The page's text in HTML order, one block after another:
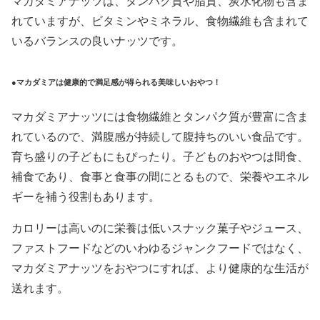
れていますが、ビタミンやミネラル、食物繊維も含まれて
いるバランスの良いナッツです。
●マカダミアは健康的で満足感が得られる美味しいおやつ！
マカダミアナッツには食物繊維とタンパク質が豊富に含ま
れているので、満腹感が持続して腹持ちのいい食品です。
育ち盛りの子どもにもぴったり。子どものおやつは間食、
補食であり、食事と食事の間にとるもので、栄養やエネル
ギーを補う役割もあります。
カロリーは高いのに栄養は低いスナック菓子やジュース、
ファストフードなどのいわゆるジャンクフードではなく、
マカダミアナッツをおやつにすれば、より健康的な生活が
送れます。